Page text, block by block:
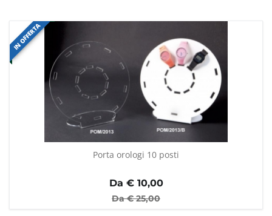
IN OFFERTA
Porta orologi 10 posti
Da €10,00
Da €25,00